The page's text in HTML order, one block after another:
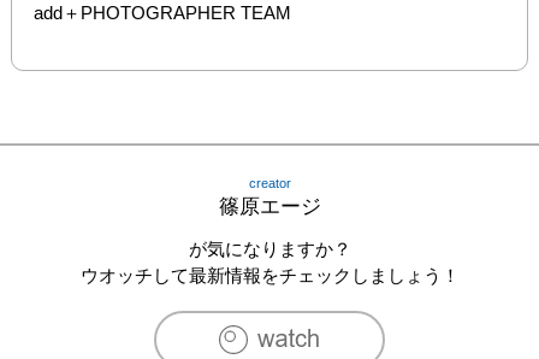
add＋PHOTOGRAPHER TEAM
creator
篠原エージ
が気になりますか？
ウオッチして最新情報をチェックしましょう！